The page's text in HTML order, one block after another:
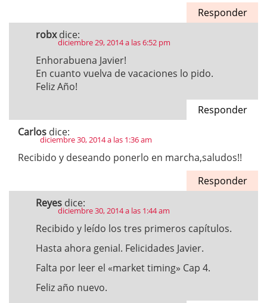
Responder
robx dice:
diciembre 29, 2014 a las 6:52 pm
Enhorabuena Javier!
En cuanto vuelva de vacaciones lo pido.
Feliz Año!
Responder
Carlos dice:
diciembre 30, 2014 a las 1:36 am
Recibido y deseando ponerlo en marcha,saludos!!
Responder
Reyes dice:
diciembre 30, 2014 a las 1:44 am
Recibido y leído los tres primeros capítulos.
Hasta ahora genial. Felicidades Javier.
Falta por leer el «market timing» Cap 4.
Feliz año nuevo.